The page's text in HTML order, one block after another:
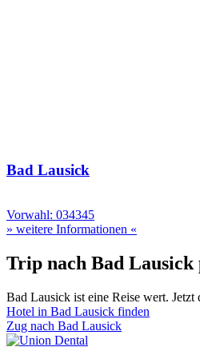
Bad Lausick
Vorwahl: 034345
» weitere Informationen «
Trip nach Bad Lausick
Bad Lausick ist eine Reise wert.
Hotel in Bad Lausick finden
Zug nach Bad Lausick